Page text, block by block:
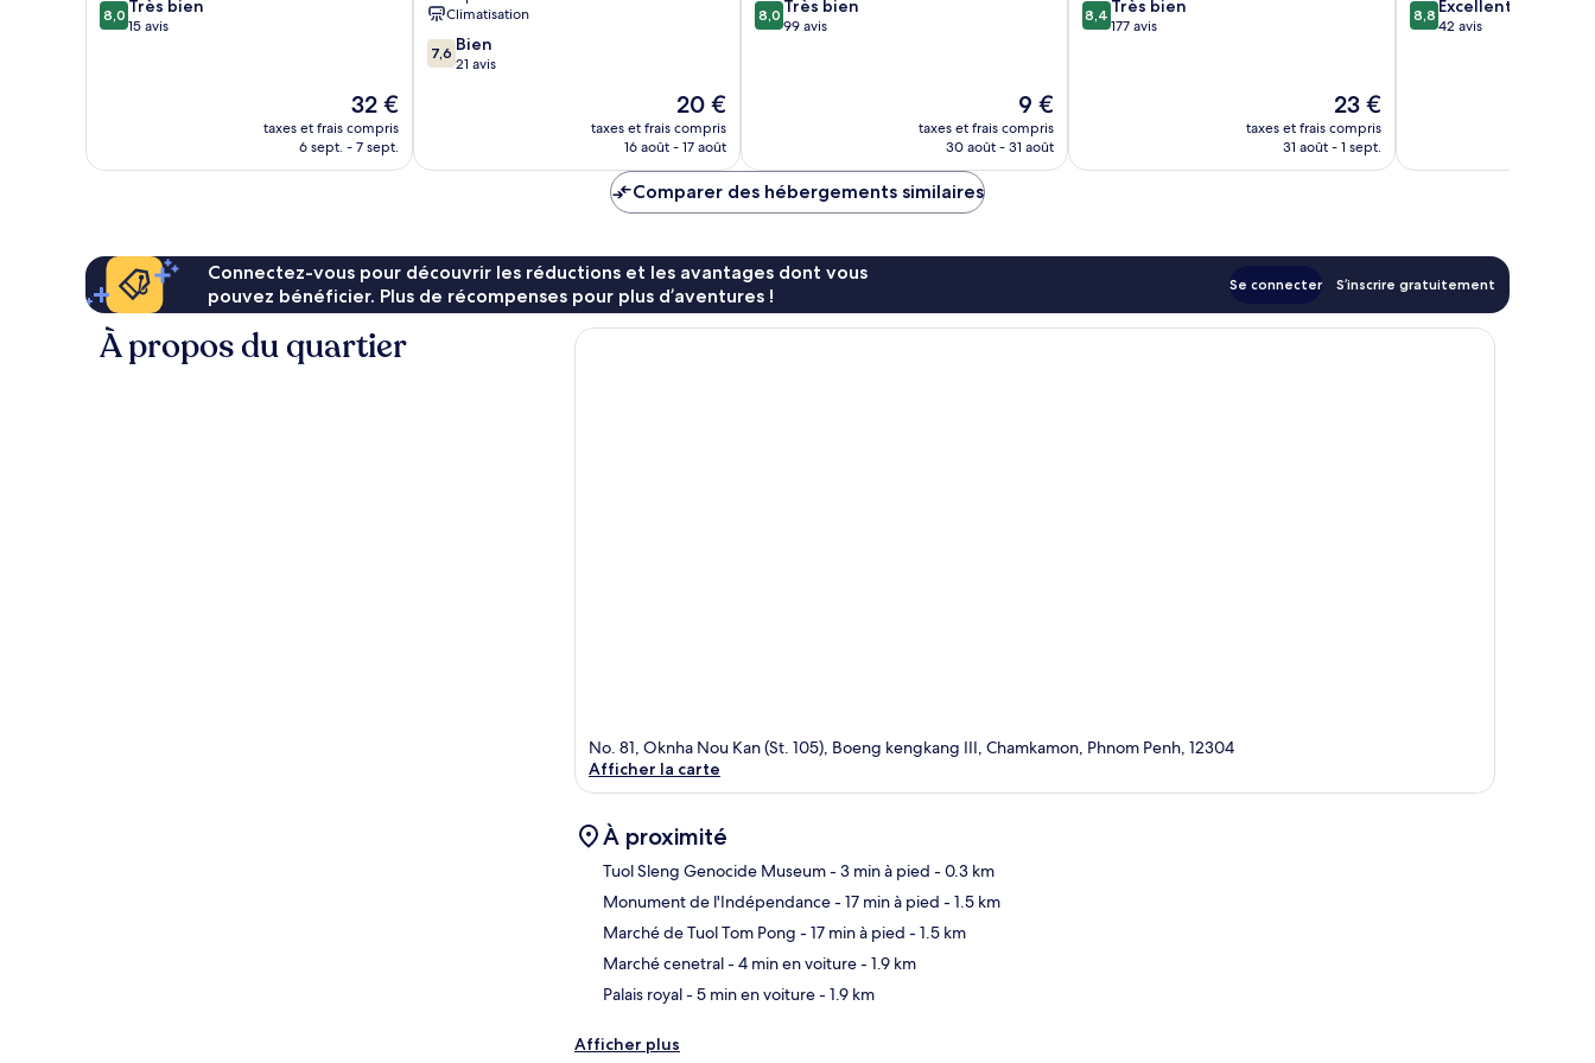
8.0
sur
8,0 Très bien
15 avis
Le
nouveau
prix
32 €
taxes et frais compris
6 sept. - 7 sept.
Phnom
Climatisation
7.6
sur
7,6 Bien
21 avis
Le
nouveau
prix
de
20 €
20 €
taxes et frais compris
16 août - 17 août
8.0
sur
8,0 Très bien
99 avis
Le
nouveau
prix
9 €
taxes et frais compris
30 août - 31 août
8.4
sur
8,4 Très bien
177 avis
Le
nouveau
prix
23 €
taxes et frais compris
31 août - 1 sept.
Penh
8.8
sur
8,8 Excellent
42 avis
Comparer des hébergements similaires
Connectez-vous pour découvrir les réductions et les avantages dont vous
pouvez bénéficier. Plus de récompenses pour plus d’aventures !
Se connecter S’inscrire gratuitement
À propos du quartier
No. 81, Oknha Nou Kan (St. 105), Boeng kengkang III, Chamkamon, Phnom Penh, 12304
Afficher la carte
À proximité
Tuol Sleng Genocide Museum- 3 min à pied - 0.3 km
Monument de l'Indépendance- 17 min à pied - 1.5 km
Marché de Tuol Tom Pong - 17 min à pied - 1.5 km
Marché cenetral- 4 min en voiture- 1.9 km
Palais royal- 5 min en voiture- 1.9 km
Afficher plus